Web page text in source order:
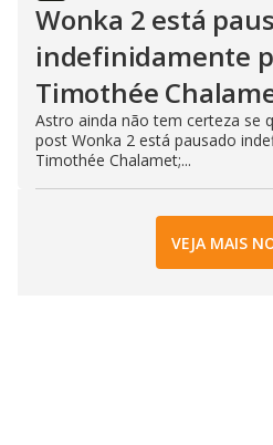
Wonka 2 está
indefinidamente
Timothée
Astro ainda não tem certeza se
post Wonka 2 está pausado
Timothée Chalamet;...
VEJA MAIS